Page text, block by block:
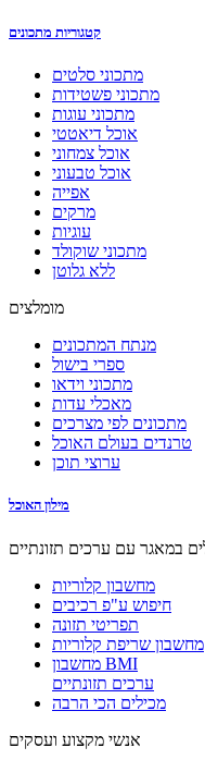
קטגוריות מתכונים
מתכוני סלטים
מתכוני פשטידות
מתכוני עוגות
אוכל דיאטטי
אוכל צמחוני
אוכל טבעוני
אפייה
מרקים
עוגיות
מתכוני שוקולד
ללא גלוטן
מומלצים
מנתח המתכונים
ספרי בישול
מתכוני וידאו
מאכלי עדות
מתכונים לפי מצרכים
טרנדים בעולם האוכל
ערוצי תוכן
מילון האוכל
מחשבון קלוריות
חיפוש ע"פ רכיבים
תפריטי תזונה
מחשבון שריפת קלוריות
מחשבון BMI
ערכים תזונתיים
מכילים הכי הרבה
אנשי מקצוע ועסקים